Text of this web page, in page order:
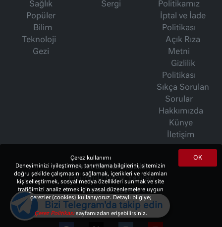
Sağlık
Popüler
Bilim
Teknoloji
Gezi
Sergi
Politikamız
İptal ve İade
Politikası
Açık Rıza
Metni
Gizlilik
Politikası
Sıkça Sorulan
Sorular
Hakkımızda
Künye
İletişim
İsmet Berkan Yazıları
Ertuğrul Özkök Yazıları
Haftalık Gazete
OK
Çerez kullanımı
Deneyiminizi iyileştirmek, tanımlama bilgilerini, sitemizin
doğru şekilde çalışmasını sağlamak, içerikleri ve reklamları
kişiselleştirmek, sosyal medya özellikleri sunmak ve site
trafiğimizi analiz etmek için yasal düzenlemelere uygun
çerezler (cookies) kullanıyoruz. Detaylı bilgiye;
Çerez Politikasısayfamızdan erişebilirsiniz.
Bizi Telegram'da takip edin